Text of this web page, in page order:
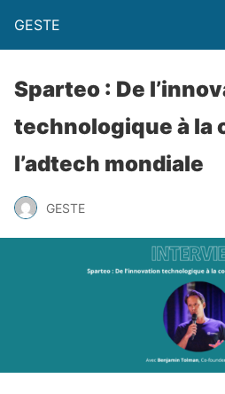
GESTE
Sparteo : De
technologique à la
l’adtech mondiale
GESTE